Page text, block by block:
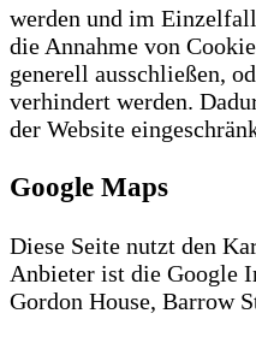
werden und im
die Annahme von
generell ausschließen,
verhindert werden.
der Website
Google Maps
Diese Seite nutzt den
Anbieter ist die Google
Gordon House, Barrow